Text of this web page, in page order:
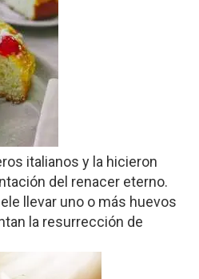
italianos y la hicieron
del renacer eterno.
llevar uno o más huevos
la resurrección de